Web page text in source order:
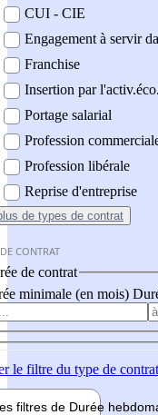
CUI - CIE
Engagement à servir
Franchise
Insertion par l'activ.éco.
Portage salarial
Profession
Profession libérale
Reprise d'entreprise
de types de contrat
CONTRAT
de contrat
minimale (en mois)
le filtre du type de contrat
filtres de Durée hebdo